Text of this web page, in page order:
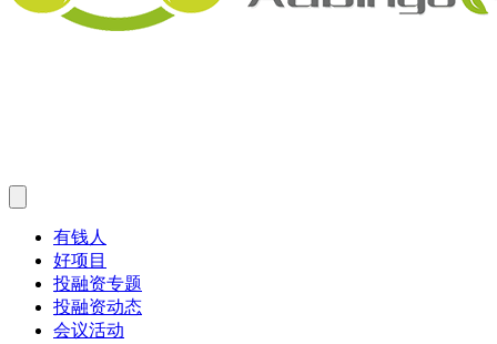
有钱人
好项目
投融资专题
投融资动态
会议活动